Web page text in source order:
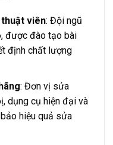
thuật viên: Đội ngũ
được đào tạo bài
định chất lượng
: Đơn vị sửa
dụng cụ hiện đại và
hiệu quả sửa